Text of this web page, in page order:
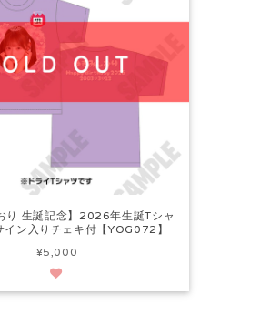
り 生誕記念】2026年生誕Tシャ
イン入りチェキ付【YOG072】
¥5,000